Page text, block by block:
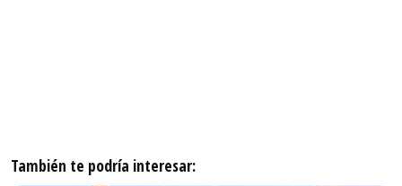
También te podría interesar: